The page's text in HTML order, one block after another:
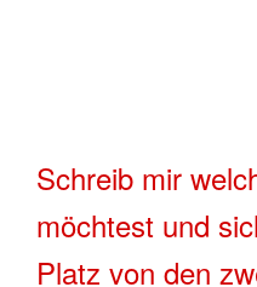
Schreib mir
möchtest und
Platz von den